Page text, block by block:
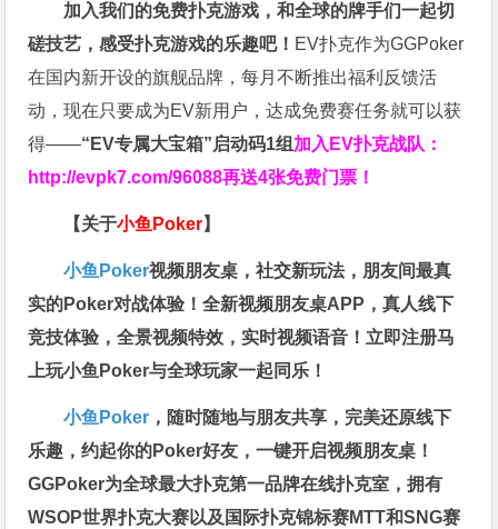
加入我们的免费扑克游戏，和全球的牌手们一起切
磋技艺，感受扑克游戏的乐趣吧！ EV扑克作为GGPoker
在国内新开设的旗舰品牌，每月不断推出福利反馈活
动，现在只要成为EV新用户，达成免费赛任务就可以获
得——“EV专属大宝箱”启动码1组 加入EV扑克战队：
http://evpk7.com/96088再送4张免费门票！
【关于小鱼Poker】
小鱼Poker视频朋友桌，社交新玩法，朋友间最真
实的Poker对战体验！全新视频朋友桌APP，真人线下
竞技体验，全景视频特效，实时视频语音！立即注册马
上玩小鱼Poker与全球玩家一起同乐！
小鱼Poker ，随时随地与朋友共享，完美还原线下
乐趣，约起你的Poker好友，一键开启视频朋友桌！
GGPoker为全球最大扑克第一品牌在线扑克室，拥有
WSOP世界扑克大赛以及国际扑克锦标赛MTT和SNG赛